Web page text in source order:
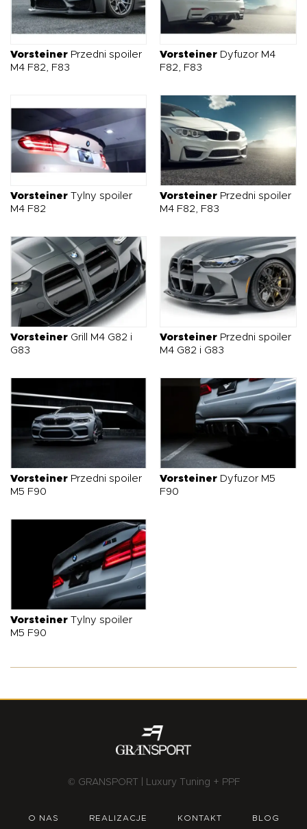
Vorsteiner Przedni spoiler
M4 F82, F83
Vorsteiner Dyfuzor M4
F82, F83
Vorsteiner Tylny spoiler
M4 F82
Vorsteiner Przedni spoiler
M4 F82, F83
Vorsteiner Grill M4 G82 i
G83
Vorsteiner Przedni spoiler
M4 G82 i G83
Vorsteiner Przedni spoiler
M5 F90
Vorsteiner Dyfuzor M5
F90
Vorsteiner Tylny spoiler
M5 F90
© GRANSPORT | Luxury Tuning + PPF
O NAS REALIZACJE KONTAKT BLOG